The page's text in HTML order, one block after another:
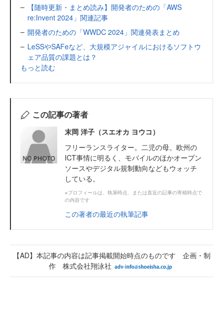
【随時更新・まとめ読み】開発者のための「AWS
re:Invent 2024」関連記事
開発者のための「WWDC 2024」関連発表まとめ
LeSSやSAFeなど、大規模アジャイルにおけるソフトウ
ェア品質の課題とは？
もっと読む
この記事の著者
末岡 洋子（スエオカ ヨウコ）
フリーランスライター。二児の母。欧州の
ICT事情に明るく、モバイルのほかオープン
ソースやデジタル規制動向などもウォッチ
している。
※プロフィールは、執筆時点、または直近の記事の寄稿時点で
の内容です
この著者の最近の執筆記事
【AD】本記事の内容は記事掲載開始時点のものです 企画・制
作 株式会社翔泳社